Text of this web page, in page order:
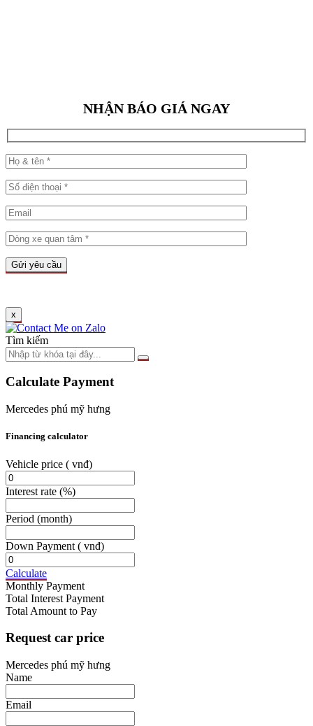
NHẬN BÁO GIÁ NGAY
x
Tìm kiếm
Calculate Payment
Mercedes phú mỹ hưng
Financing calculator
Vehicle price ( vnđ)
Interest rate (%)
Period (month)
Down Payment ( vnđ)
Calculate
Monthly Payment
Total Interest Payment
Total Amount to Pay
Request car price
Mercedes phú mỹ hưng
Name
Email